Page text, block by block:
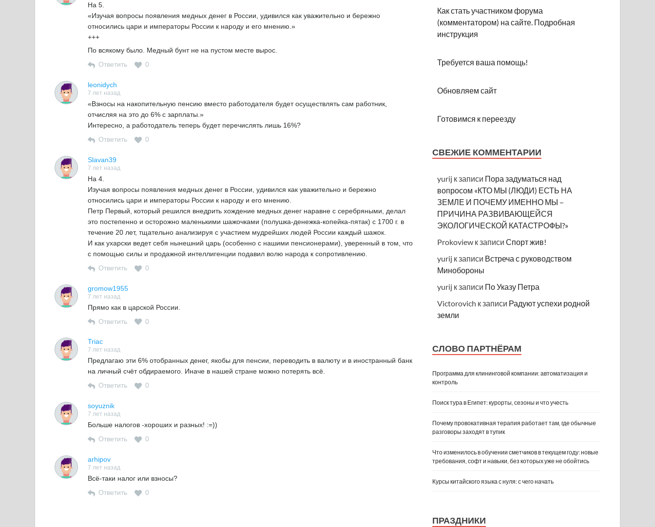
На 5.
«Изучая вопросы появления медных денег в России, удивился как уважительно и бережно
относились цари и императоры России к народу и его мнению.»
+++
По всякому было. Медный бунт не на пустом месте вырос.
Ответить
0
leonidych
7 лет назад
«Взносы на накопительную пенсию вместо работодателя будет осуществлять сам работник,
отчисляя на это до 6% с зарплаты.»
Интересно, а работодатель теперь будет перечислять лишь 16%?
Ответить
0
Slavan39
7 лет назад
На 4.
Изучая вопросы появления медных денег в России, удивился как уважительно и бережно
относились цари и императоры России к народу и его мнению.
Петр Первый, который решился внедрить хождение медных денег наравне с серебряными, делал
это постепенно и осторожно маленькими шажочками (полушка-денежка-копейка-пятак) с 1700 г. в
течение 20 лет, тщательно анализируя с участием мудрейших людей России каждый шажок.
И как ухарски ведет себя нынешний царь (особенно с нашими пенсионерами), уверенный в том, что
с помощью силы и продажной интеллигенции подавил волю народа к сопротивлению.
Ответить
0
gromow1955
7 лет назад
Прямо как в царской России.
Ответить
0
Triac
7 лет назад
Предлагаю эти 6% отобранных денег, якобы для пенсии, переводить в валюту и в иностранный банк
на личный счёт обдираемого. Иначе в нашей стране можно потерять всё.
Ответить
0
soyuznik
7 лет назад
Больше налогов -хороших и разных! :=))
Ответить
0
arhipov
7 лет назад
Всё-таки налог или взносы?
Ответить
0
Как стать участником форума
(комментатором) на сайте. Подробная
инструкция
Требуется ваша помощь!
Обновляем сайт
Готовимся к переезду
СВЕЖИЕ КОММЕНТАРИИ
yurij к записи Пора задуматься над
вопросом «КТО МЫ (ЛЮДИ) ЕСТЬ НА
ЗЕМЛЕ И ПОЧЕМУ ИМЕННО МЫ –
ПРИЧИНА РАЗВИВАЮЩЕЙСЯ
ЭКОЛОГИЧЕСКОЙ КАТАСТРОФЫ?»
Prokoview к записиСпорт жив!
yurij к записи Встреча с руководством
Минобороны
yurij к записи По Указу Петра
Victorovich к записи Радуют успехи родной
земли
СЛОВО ПАРТНЁРАМ
Программа для клининговой компании: автоматизация и
контроль
Поиск тура в Египет: курорты, сезоны и что учесть
Почему провокативная терапия работает там, где обычные
разговоры заходят в тупик
Что изменилось в обучении сметчиков в текущем году: новые
требования, софт и навыки, без которых уже не обойтись
Курсы китайского языка с нуля: с чего начать
ПРАЗДНИКИ